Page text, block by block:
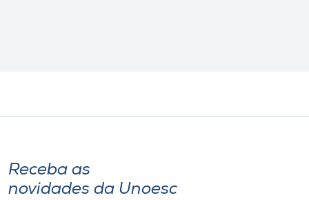
Receba as
novidades da Unoesc